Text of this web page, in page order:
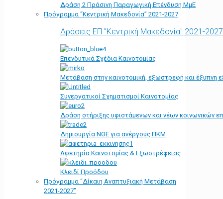
Δράση 2 Πράσινη Παραγωγική Επένδυση ΜμΕ
Πρόγραμμα “Κεντρική Μακεδονία” 2021-2027
Δράσεις ΕΠ "Κεντρική Μακεδονία" 2021-2027
Επενδυτικά Σχέδια Καινοτομίας
Μετάβαση στην καινοτομική, εξωστρεφή και έξυπνη
Συνεργατικοί Σχηματισμοί Καινοτομίας
Δράση στήριξης υφιστάμενων και νέων κοινωνικών
Δημιουργία ΝΘΕ για ανέργους ΠΚΜ
Αφετηρία Kαινοτομίας & Εξωστρέφειας
Κλειδί Προόδου
Πρόγραμμα “Δίκαιη Αναπτυξιακή Μετάβαση
2021-2027”